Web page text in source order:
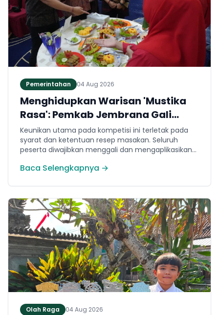
Pemerintahan 04 Aug 2026
Menghidupkan Warisan 'Mustika
Rasa': Pemkab Jembrana Gali
Keteladanan Bung Karno Lewat
Lomba Cipta Menu Kuliner
Keunikan utama pada kompetisi ini terletak pada
syarat dan ketentuan resep masakan. Seluruh
peserta diwajibkan menggali dan mengaplikasikan
Mustika Rasa—buku kumpulan resep Nusantara
Indonesia, Ir. Soekarno. Melalui panduan resep
historis tersebut, para peserta berhasil
menghidangkan berbagai kreasi olahan pangan
lokal yang tidak hanya lezat tetapi juga bergizi,
beragam, aman dan seimbang.
Baca Selengkapnya →
Olah Raga 04 Aug 2026